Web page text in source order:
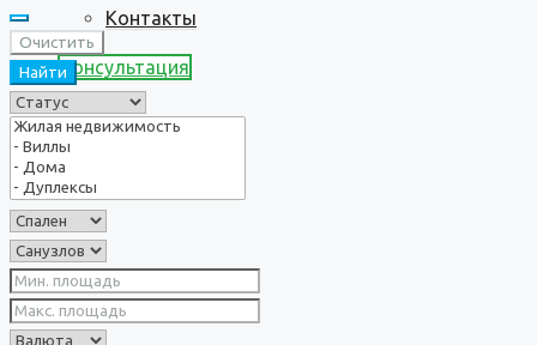
Контакты
Консультация
Очистить
Найти